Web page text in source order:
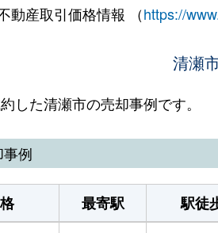
動産取引価格情報 （https://
清瀬
した清瀬市の売却事例です。
例
最寄駅 駅徒